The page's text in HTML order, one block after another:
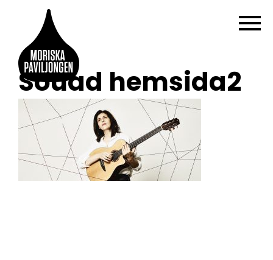
Souad hemsida2